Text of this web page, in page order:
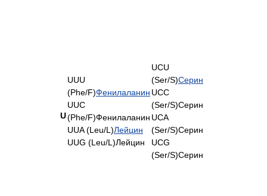
U
UUU
(Phe/F)Фенилаланин
UUC
(Phe/F)Фенилаланин
UUA (Leu/L)Лейцин
UUG (Leu/L)Лейцин
UCU
(Ser/S)Серин
UCC
(Ser/S)Серин
UCA
(Ser/S)Серин
UCG
(Ser/S)Серин